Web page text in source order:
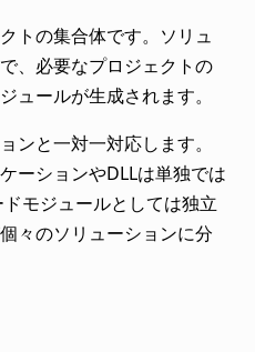
トの集合体です。ソリュ
、必要なプロジェクトの
ュールが生成されます。
ンと一対一対応します。
ーションやDLLは単独では
モジュールとしては独立
々のソリューションに分